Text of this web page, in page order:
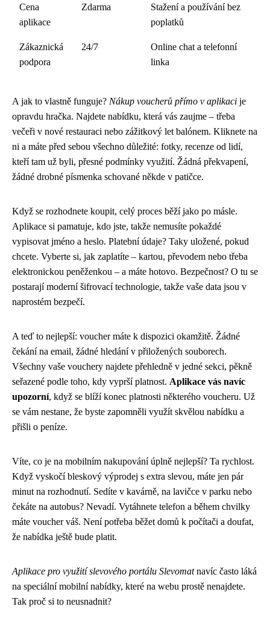
Cena
aplikace
Zdarma
Stažení a používání bez
poplatků
Zákaznická
podpora
24/7
Online chat a telefonní
linka
A jak to vlastně funguje? Nákup voucherů přímo v aplikaci je
opravdu hračka. Najdete nabídku, která vás zaujme – třeba
večeři v nové restauraci nebo zážitkový let balónem. Kliknete na
ni a máte před sebou všechno důležité: fotky, recenze od lidí,
kteří tam už byli, přesné podmínky využití. Žádná překvapení,
žádné drobné písmenka schované někde v patičce.
Když se rozhodnete koupit, celý proces běží jako po másle.
Aplikace si pamatuje, kdo jste, takže nemusíte pokaždé
vypisovat jméno a heslo. Platební údaje? Taky uložené, pokud
chcete. Vyberte si, jak zaplatíte – kartou, převodem nebo třeba
elektronickou peněženkou – a máte hotovo. Bezpečnost? O tu se
postarají moderní šifrovací technologie, takže vaše data jsou v
naprostém bezpečí.
A teď to nejlepší: voucher máte k dispozici okamžitě. Žádné
čekání na email, žádné hledání v přiložených souborech.
Všechny vaše vouchery najdete přehledně v jedné sekci, pěkně
seřazené podle toho, kdy vyprší platnost. Aplikace vás navíc
upozorní, když se blíží konec platnosti některého voucheru. Už
se vám nestane, že byste zapomněli využít skvělou nabídku a
přišli o peníze.
Víte, co je na mobilním nakupování úplně nejlepší? Ta rychlost.
Když vyskočí bleskový výprodej s extra slevou, máte jen pár
minut na rozhodnutí. Sedíte v kavárně, na lavičce v parku nebo
čekáte na autobus? Nevadí. Vytáhnete telefon a během chvilky
máte voucher váš. Není potřeba běžet domů k počítači a doufat,
že nabídka ještě bude platit.
Aplikace pro využití slevového portálu Slevomatnavíc často láká
na speciální mobilní nabídky, které na webu prostě nenajdete.
Tak proč si to neusnadnit?